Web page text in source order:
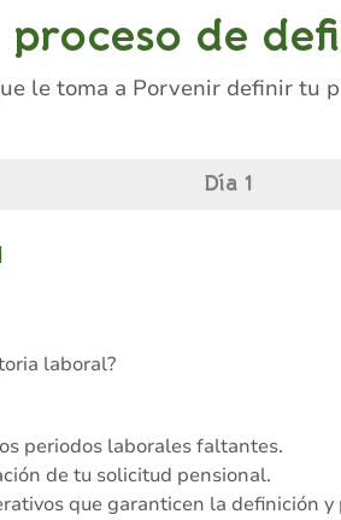
de
le toma a Porvenir definir tu
Día 1
laboral?
periodos laborales faltantes.
de tu solicitud pensional.
que garanticen la definición